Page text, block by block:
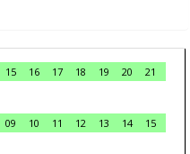
15 16 17 18 19 20
21
09 10 11 12 13 14
15